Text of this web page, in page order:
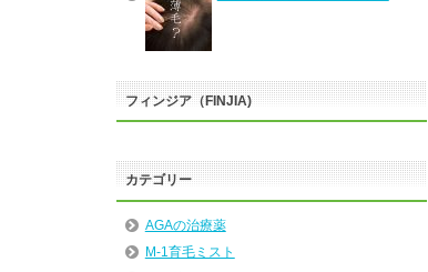
フィンジア（FINJIA)
カテゴリー
AGAの治療薬
M-1育毛ミスト